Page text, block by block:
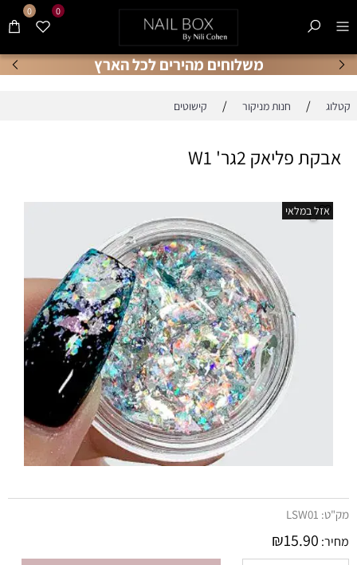
משלוחים מהירים לכל הארץ
0 0
קטלוג / חנות מניקור / קישוטים
אבקת פליאק 2גר' W1
אזל במלאי
מק"ט: LSW01
מחיר: ₪15.90